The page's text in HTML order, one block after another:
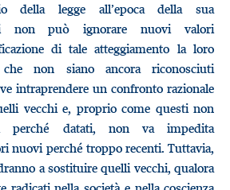
della legge all’epoca della sua
non può ignorare nuovi valori
di tale atteggiamento la loro
non siano ancora riconosciuti
intraprendere un confronto razionale
vecchi e, proprio come questi non
perché datati, non va impedita
nuovi perché troppo recenti. Tuttavia,
a sostituire quelli vecchi, qualora